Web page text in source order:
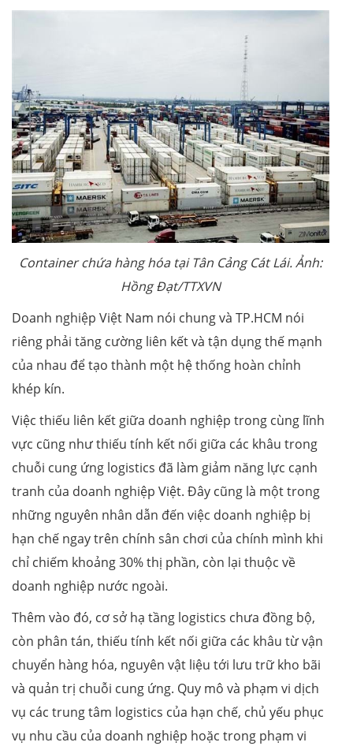
Container chứa hàng hóa tại Tân Cảng Cát Lái. Ảnh:
Hồng Đạt/TTXVN
Doanh nghiệp Việt Nam nói chung và TP.HCM nói
riêng phải tăng cường liên kết và tận dụng thế mạnh
của nhau để tạo thành một hệ thống hoàn chỉnh
khép kín.
Việc thiếu liên kết giữa doanh nghiệp trong cùng lĩnh
vực cũng như thiếu tính kết nối giữa các khâu trong
chuỗi cung ứng logistics đã làm giảm năng lực cạnh
tranh của doanh nghiệp Việt. Đây cũng là một trong
những nguyên nhân dẫn đến việc doanh nghiệp bị
hạn chế ngay trên chính sân chơi của chính mình khi
chỉ chiếm khoảng 30% thị phần, còn lại thuộc về
doanh nghiệp nước ngoài.
Thêm vào đó, cơ sở hạ tầng logistics chưa đồng bộ,
còn phân tán, thiếu tính kết nối giữa các khâu từ vận
chuyển hàng hóa, nguyên vật liệu tới lưu trữ kho bãi
và quản trị chuỗi cung ứng. Quy mô và phạm vi dịch
vụ các trung tâm logistics của hạn chế, chủ yếu phục
vụ nhu cầu của doanh nghiệp hoặc trong phạm vi